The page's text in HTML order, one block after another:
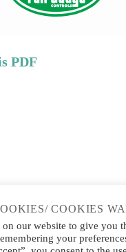
PDF
COOKIES
on our website to give you
your